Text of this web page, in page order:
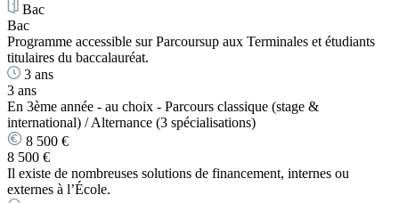
Bac
Bac
Programme accessible sur Parcoursup aux Terminales et étudiants
titulaires du baccalauréat.
3 ans
3 ans
En 3ème année - au choix - Parcours classique (stage &
international) / Alternance (3 spécialisations)
8 500 €
8 500 €
Il existe de nombreuses solutions de financement, internes ou
externes à l’École.